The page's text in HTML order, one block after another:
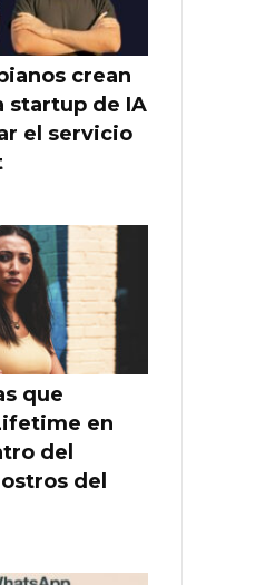
crean
startup de IA
el servicio
que
en
del
del